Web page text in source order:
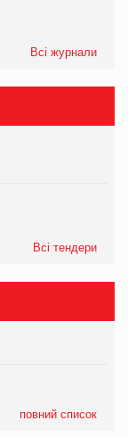
Всі журнали
Всі тендери
повний список